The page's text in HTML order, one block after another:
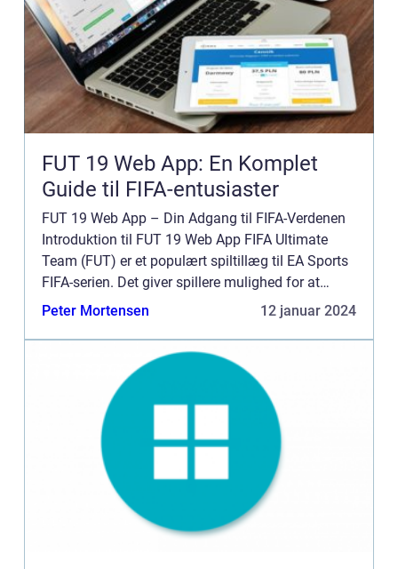
FUT 19 Web App: En Komplet
Guide til FIFA-entusiaster
FUT 19 Web App – Din Adgang til FIFA-Verdenen
Introduktion til FUT 19 Web App FIFA Ultimate
Team (FUT) er et populært spiltillæg til EA Sports
FIFA-serien. Det giver spillere mulighed for at
skabe deres drømmehold ved at kombinere
Peter Mortensen 12 januar 2024